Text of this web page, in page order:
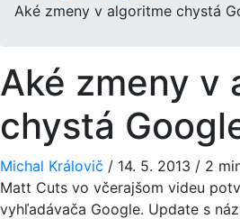
Aké zmeny v algoritme chystá
Aké zmeny v
chystá
Michal Královič / 14. 5. 2013 / 2
Matt Cuts vo včerajšom videu
vyhľadávača Google. Update s